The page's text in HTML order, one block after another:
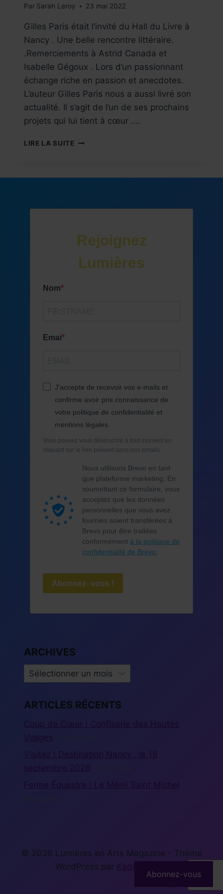
Par Sarah Leroy 23 mai 2022
Gilles Paris était l’invité du Hall du Livre à
Nancy . Une belle rencontre littéraire.
.Remerciements à Astrid Canada et
Isabelle Gégoux . Lors d’un passionnant
échange riche en passion et anecdotes.
L’auteur Gilles Paris nous a aussi livré son
actualité. Il s’agit de l’un de ses prochains
projets qui lui tient à cœur ….
LIRE LA SUITE VIVRE
Rejoignez
Lumières
Nom
Emai
J'accepte de recevoir vos e-mails et
confirme avoir pris connaissance de
votre politique de confidentialité et
mentions légales.
Vous pouvez vous désinscrire à tout moment en
cliquant sur le lien présent dans nos emails.
Nous utilisons Brevo en tant
que plateforme marketing. En
soumettant ce formulaire, vous
acceptez que les données
personnelles que vous avez
fournies soient transférées à
Brevo pour être traitées
conformément à la politique de
confidentialité de Brevo.
Abonnez- vous !
ARCHIVES
ARCHIVES
ARTICLES RÉCENTS
© 2026 Lumières en Arts Magazine - Thème
WordPress par
Abonnez-vous